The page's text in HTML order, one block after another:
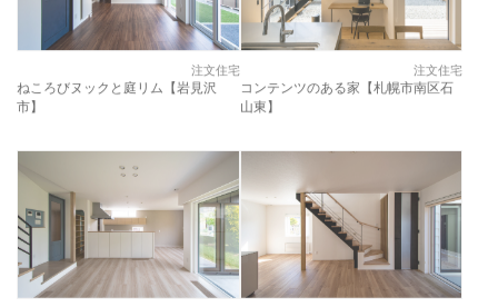
注文住宅
ねころびヌックと庭リム【岩見沢
市】
注文住宅
コンテンツのある家【札幌市南区石
山東】